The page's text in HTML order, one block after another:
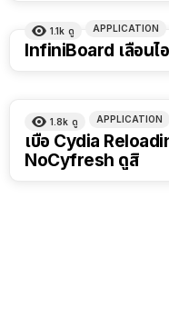
1.1k ดู APPLICATION
InfiniBoard เลื่อนไ
1.8k ดู APPLICATION
เบื่อ Cydia
NoCyfresh ดูสิ